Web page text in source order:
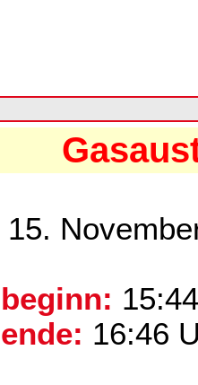
15.
16:46